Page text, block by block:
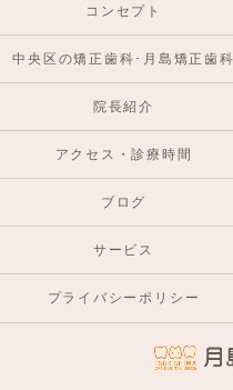
コンセプト
中央区の矯正歯科･月島矯正歯科
院長紹介
アクセス・診療時間
ブログ
サービス
プライバシーポリシー